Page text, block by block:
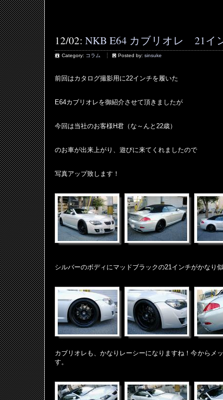
12/02: NKB E64 カブリオレ 21イ
Category: コラム Posted by: sinsuke
前回はカタログ撮影用に22インチを履いた
E64カブリオレを御紹介させて頂きましたが
今回は当社のお客様H君（な～んと22歳）
のお車が出来上がり、遊びに来てくれましたので
写真アップ致します！
シルバーのボディにマッドブラックの21インチがかなり
カブリオレも、かなりレーシーになりますね！今からメ
す。